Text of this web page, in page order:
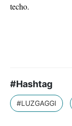
techo.
#Hashtag
#LUZGAGGI